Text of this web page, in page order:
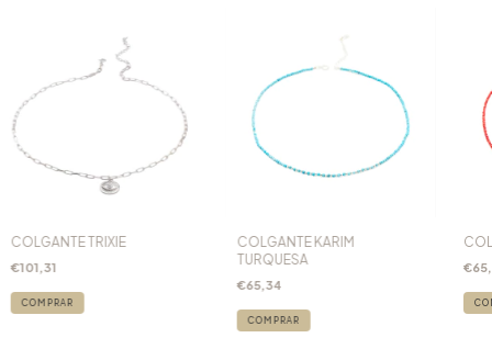
COLGANTE TRIXIE
€101,31
COLGANTE KARIM
TURQUESA
€65,34